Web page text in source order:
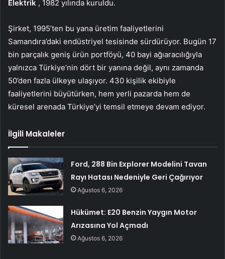
Elektrik , 1982 yılında kuruldu.
Şirket, 1995’ten bu yana üretim faaliyetlerini
Samandıra’daki endüstriyel tesisinde sürdürüyor. Bugün 17
bin parçalık geniş ürün portföyü, 40 bayi ağıaracılığıyla
yalnızca Türkiye’nin dört bir yanına değil, aynı zamanda
50’den fazla ülkeye ulaşıyor. 430 kişilik ekibiyle
faaliyetlerini büyütürken, hem yerli pazarda hem de
küresel arenada Türkiye’yi temsil etmeye devam ediyor.
İlgili Makaleler
Ford, 288 Bin Explorer Modelini Tavan
Rayı Hatası Nedeniyle Geri Çağırıyor
Ağustos 6, 2026
Hükümet: E20 Benzin Yaygın Motor
Arızasına Yol Açmadı
Ağustos 6, 2026